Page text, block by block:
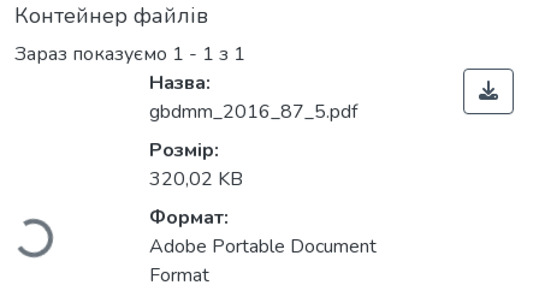
Контейнер файлів
Зараз показуємо 1 - 1 з 1
Вантажиться...
Назва:
gbdmm_2016_87_5.pdf
Розмір:
320,02 KB
Формат:
Adobe Portable Document
Format